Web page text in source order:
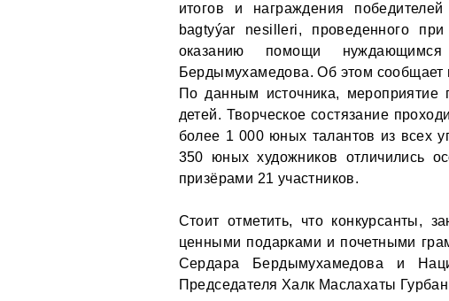
итогов и награждения
bagtyýar nesilleri, проведенного
оказанию помощи
Бердымухамедова. Об этом сообщает
По данным источника,
детей. Творческое состязание
более 1 000 юных талантов из всех
350 юных художников отличились
призёрами 21 участников.
Стоит отметить, что конкурсанты,
ценными подарками и почетными
Сердара Бердымухамедова и
Председателя Халк Маслахаты